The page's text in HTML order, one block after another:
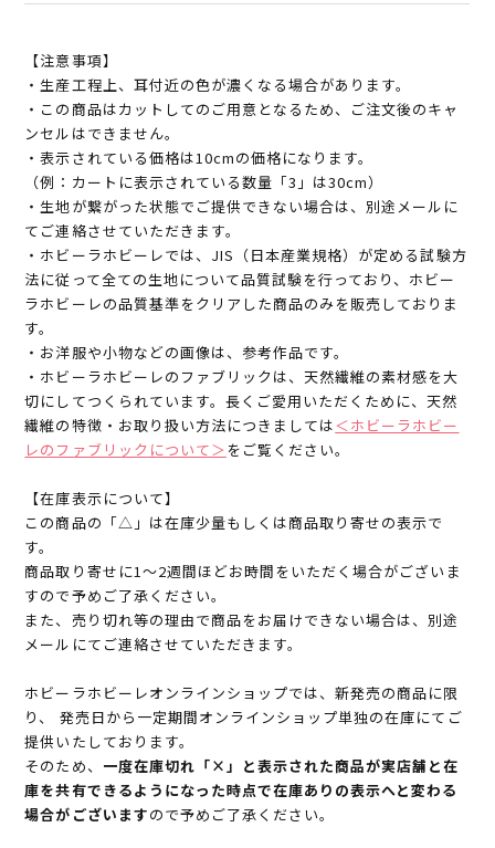
【注意事項】
・生産工程上、耳付近の色が濃くなる場合があります。
・この商品はカットしてのご用意となるため、ご注文後のキャ
ンセルはできません。
・表示されている価格は10cmの価格になります。
（例：カートに表示されている数量「3」は30cm）
・生地が繋がった状態でご提供できない場合は、別途メールに
てご連絡させていただきます。
・ホビーラホビーレでは、JIS（日本産業規格）が定める試験方
法に従って全ての生地について品質試験を行っており、ホビー
ラホビーレの品質基準をクリアした商品のみを販売しておりま
す。
・お洋服や小物などの画像は、参考作品です。
・ホビーラホビーレのファブリックは、天然繊維の素材感を大
切にしてつくられています。長くご愛用いただくために、天然
繊維の特徴・お取り扱い方法につきましては＜ホビーラホビー
レのファブリックについて＞ をご覧ください。
【在庫表示について】
この商品の「△」は在庫少量もしくは商品取り寄せの表示で
す。
商品取り寄せに1～2週間ほどお時間をいただく場合がございま
すので予めご了承ください。
また、売り切れ等の理由で商品をお届けできない場合は、別途
メールにてご連絡させていただきます。
ホビーラホビーレオンラインショップでは、新発売の商品に限
り、 発売日から一定期間オンラインショップ単独の在庫にてご
提供いたしております。
そのため、 一度在庫切れ「×」と表示された商品が実店舗と在
庫を共有できるようになった時点で在庫ありの表示へと変わる
場合がございますので予めご了承ください。